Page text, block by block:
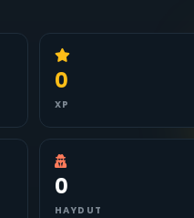
0
XP
0
HAYDUT